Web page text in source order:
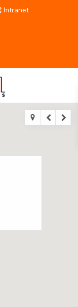
Intranet